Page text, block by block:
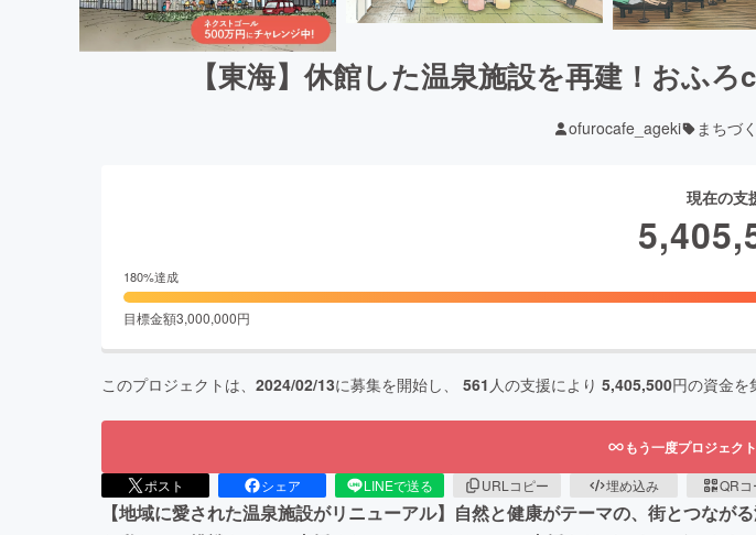
【東海】休館した温泉施設を再建！おふ
ofurocafe_ageki まちづ
現在の支
180%達成
目標金額3,000,000円
このプロジェクトは、 2024/02/13に募集を開始し、 561 人の支援により 5,405,500円の資金を
もう一度プロジェク
ポスト シェア LINEで送る URLコピー 埋め込み QRコ
【地域に愛された温泉施設がリニューアル】自然と健康がテーマの、街とつな